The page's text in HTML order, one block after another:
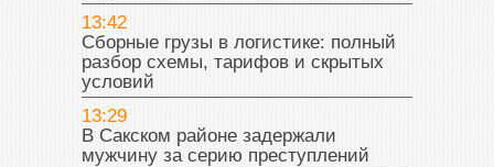
13:42
Сборные грузы в логистике: полный
разбор схемы, тарифов и скрытых
условий
13:29
В Сакском районе задержали
мужчину за серию преступлений